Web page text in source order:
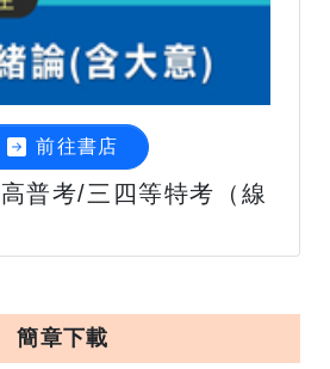
前往書店
高普考/三四等特考（線
簡章下載